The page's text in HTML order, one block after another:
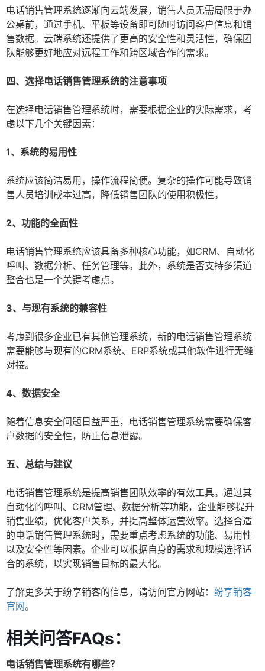
电话销售管理系统逐渐向云端发展，销售人员无需局限于办
公桌前，通过手机、平板等设备即可随时访问客户信息和销
售数据。云端系统还提供了更高的安全性和灵活性，确保团
队能够更好地应对远程工作和跨区域合作的需求。
四、选择电话销售管理系统的注意事项
在选择电话销售管理系统时，需要根据企业的实际需求，考
虑以下几个关键因素：
1、系统的易用性
系统应该简洁易用，操作流程简便。复杂的操作可能导致销
售人员培训成本过高，降低销售团队的使用积极性。
2、功能的全面性
电话销售管理系统应该具备多种核心功能，如CRM、自动化
呼叫、数据分析、任务管理等。此外，系统是否支持多渠道
整合也是一个关键考虑点。
3、与现有系统的兼容性
考虑到很多企业已有其他管理系统，新的电话销售管理系统
需要能够与现有的CRM系统、ERP系统或其他软件进行无缝
对接。
4、数据安全
随着信息安全问题日益严重，电话销售管理系统需要确保客
户数据的安全性，防止信息泄露。
五、总结与建议
电话销售管理系统是提高销售团队效率的有效工具。通过其
自动化的呼叫、CRM管理、数据分析等功能，企业能够提升
销售业绩，优化客户关系，并提高整体运营效率。选择合适
的电话销售管理系统时，需要重点考虑系统的功能、易用性
以及安全性等因素。企业可以根据自身的需求和规模选择适
合的系统，以实现销售目标的最大化。
了解更多关于纷享销客的信息，请访问官方网站： 纷享销客
官网。
相关问答FAQs：
电话销售管理系统有哪些？